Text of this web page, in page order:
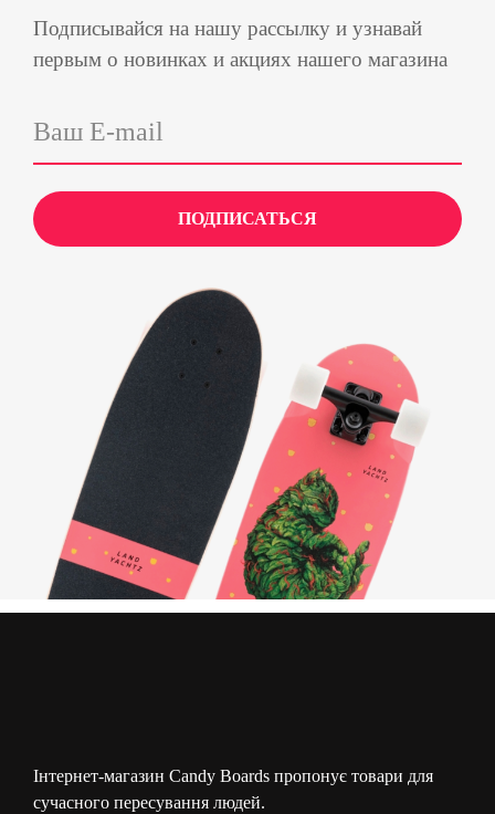
Подписывайся на нашу рассылку и узнавай
первым о новинках и акциях нашего магазина
Інтернет-магазин Candy Boards пропонує товари для
сучасного пересування людей.